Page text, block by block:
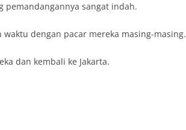
pemandangannya sangat indah.
dengan pacar mereka masing-masing.
dan kembali ke Jakarta.